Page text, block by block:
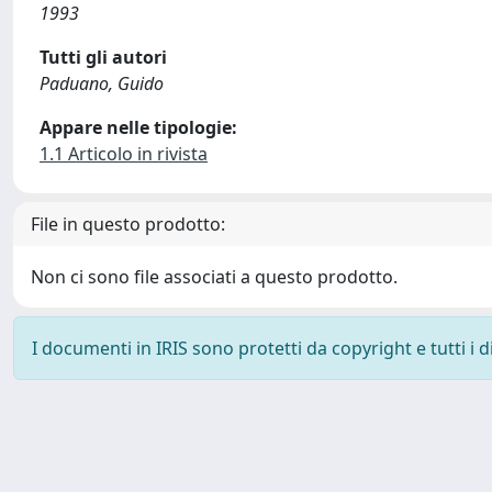
1993
Tutti gli autori
Paduano, Guido
Appare nelle tipologie:
1.1 Articolo in rivista
File in questo prodotto:
Non ci sono file associati a questo prodotto.
I documenti in IRIS sono protetti da copyright e tutti i